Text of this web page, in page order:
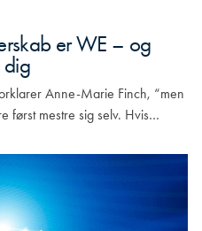
er WE – og
dig
Anne-Marie Finch, “men
først mestre sig selv. Hvis…